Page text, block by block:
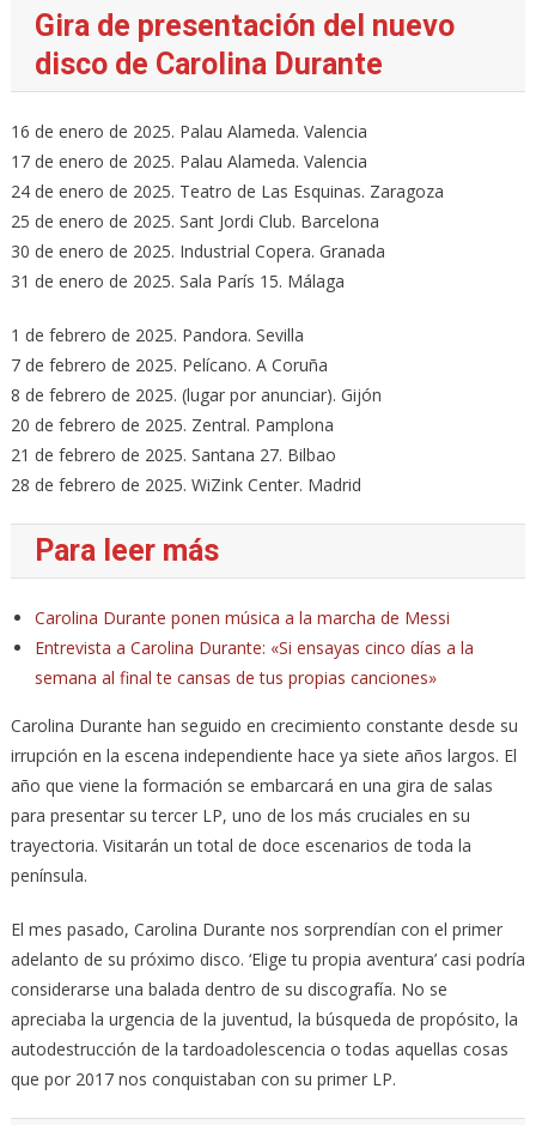
Gira de presentación del nuevo
disco de Carolina Durante
16 de enero de 2025. Palau Alameda. Valencia
17 de enero de 2025. Palau Alameda. Valencia
24 de enero de 2025. Teatro de Las Esquinas. Zaragoza
25 de enero de 2025. Sant Jordi Club. Barcelona
30 de enero de 2025. Industrial Copera. Granada
31 de enero de 2025. Sala París 15. Málaga
1 de febrero de 2025. Pandora. Sevilla
7 de febrero de 2025. Pelícano. A Coruña
8 de febrero de 2025. (lugar por anunciar). Gijón
20 de febrero de 2025. Zentral. Pamplona
21 de febrero de 2025. Santana 27. Bilbao
28 de febrero de 2025. WiZink Center. Madrid
Para leer más
Carolina Durante ponen música a la marcha de Messi
Entrevista a Carolina Durante: «Si ensayas cinco días a la
semana al final te cansas de tus propias canciones»
Carolina Durante han seguido en crecimiento constante desde su
irrupción en la escena independiente hace ya siete años largos. El
año que viene la formación se embarcará en una gira de salas
para presentar su tercer LP, uno de los más cruciales en su
trayectoria. Visitarán un total de doce escenarios de toda la
península.
El mes pasado, Carolina Durante nos sorprendían con el primer
adelanto de su próximo disco. ‘Elige tu propia aventura’ casi podría
considerarse una balada dentro de su discografía. No se
apreciaba la urgencia de la juventud, la búsqueda de propósito, la
autodestrucción de la tardoadolescencia o todas aquellas cosas
que por 2017 nos conquistaban con su primer LP.